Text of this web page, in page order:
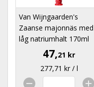
Van Wijngaarden's
Zaanse majonnäs med
låg natriumhalt 170ml
47,21 kr
277,71 kr / l